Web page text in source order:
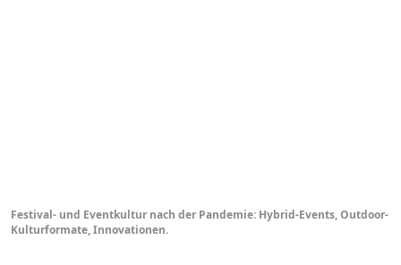
Festival- und Eventkultur nach der Pandemie: Hybrid-Events, Outdoor-
Kulturformate, Innovationen.